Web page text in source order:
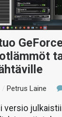
/Petrus Laine
versio